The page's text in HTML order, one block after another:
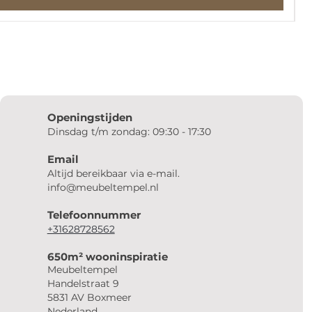
Openingstijden
Dinsdag t/m zondag: 09:30 - 17:30
Email
Altijd bereikbaar via e-mail.
info@meubeltempel.nl
Telefoonnummer
+31628728562
650m² wooninspiratie
Meubeltempel
Handelstraat 9
5831 AV Boxmeer